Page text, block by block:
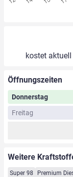
kostet
Öffnungszeiten
Donnerstag
Freitag
Weitere
Super 98 Premium